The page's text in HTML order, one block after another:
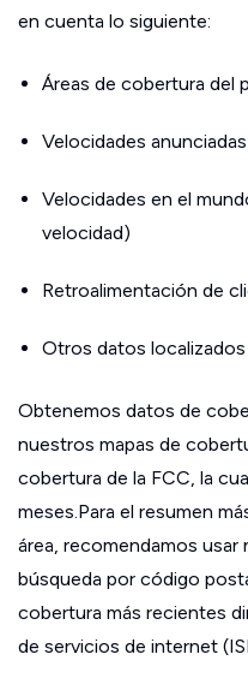
en cuenta lo siguiente:
Áreas de cobertura del
Velocidades anunciadas
Velocidades en el
velocidad)
Retroalimentación de
Otros datos
Obtenemos datos de
nuestros mapas de
cobertura de la FCC, la
meses.Para el resumen
área, recomendamos usar
búsqueda por código
cobertura más recientes
de servicios de internet